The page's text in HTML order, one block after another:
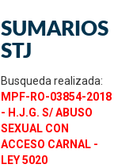
SUMARIOS
STJ
Busqueda realizada:
MPF-RO-03854-2018
- H.J.G. S/ ABUSO
SEXUAL CON
ACCESO CARNAL -
LEY 5020